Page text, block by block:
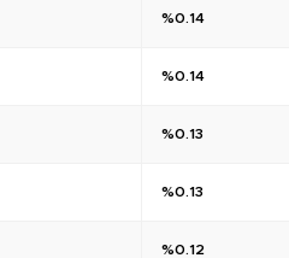
%0.14
%0.14
%0.13
%0.13
%0.12